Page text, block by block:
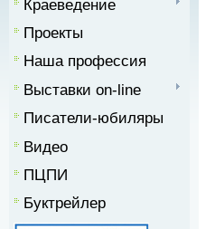
Краеведение
Проекты
Наша профессия
Выставки on-line
Писатели-юбиляры
Видео
ПЦПИ
Буктрейлер